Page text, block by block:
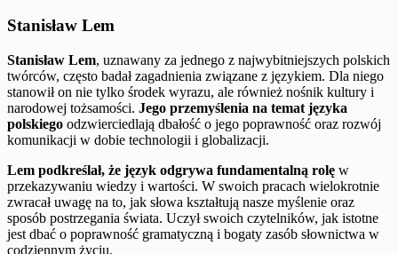
Stanisław Lem
Stanisław Lem, uznawany za jednego z najwybitniejszych polskich
twórców, często badał zagadnienia związane z językiem. Dla niego
stanowił on nie tylko środek wyrazu, ale również nośnik kultury i
narodowej tożsamości. Jego przemyślenia na temat języka
polskiego odzwierciedlają dbałość o jego poprawność oraz rozwój
komunikacji w dobie technologii i globalizacji.
Lem podkreślał, że język odgrywa fundamentalną rolę w
przekazywaniu wiedzy i wartości. W swoich pracach wielokrotnie
zwracał uwagę na to, jak słowa kształtują nasze myślenie oraz
sposób postrzegania świata. Uczył swoich czytelników, jak istotne
jest dbać o poprawność gramatyczną i bogaty zasób słownictwa w
codziennym życiu.